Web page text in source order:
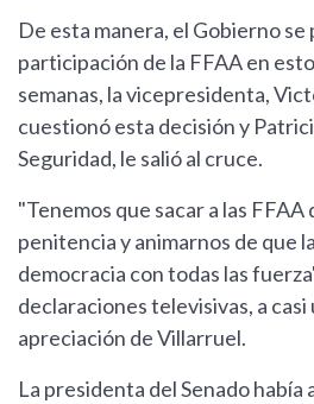
De esta manera, el Gobierno
participación de la FFAA en
semanas, la vicepresidenta,
cuestionó esta decisión y
Seguridad, le salió al cruce.
"Tenemos que sacar a las FFAA
penitencia y animarnos de que
democracia con todas las
declaraciones televisivas, a casi
apreciación de Villarruel.
La presidenta del Senado